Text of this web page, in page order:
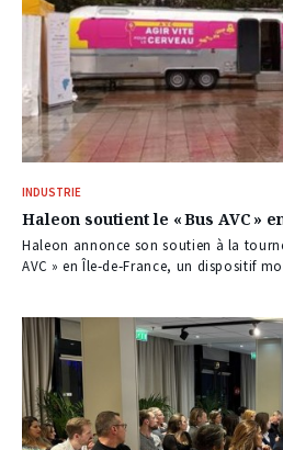
INDUSTRIE
Haleon soutient le « Bus AVC »
Haleon annonce son soutien à la
AVC » en Île‑de‑France, un dispositif